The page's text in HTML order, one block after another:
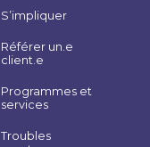
S’impliquer
Référer un.e
client.e
Programmes et
services
Troubles